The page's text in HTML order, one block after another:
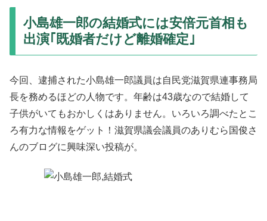
小島雄一郎の結婚式には安倍元首相も
出演｢既婚者だけど離婚確定｣
今回、逮捕された小島雄一郎議員は自民党滋賀県連事務局
長を務めるほどの人物です。年齢は43歳なので結婚して
子供がいてもおかしくはありません。いろいろ調べたとこ
ろ有力な情報をゲット！滋賀県議会議員のありむら国俊さ
んのブログに興味深い投稿が。